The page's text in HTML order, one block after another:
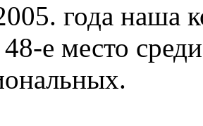
года наша
е место